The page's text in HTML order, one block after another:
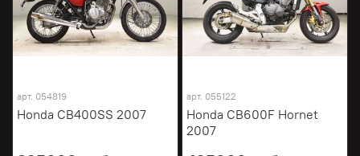
арт. 054819
Honda CB400SS 2007
арт. 055122
Honda CB600F Hornet
2007